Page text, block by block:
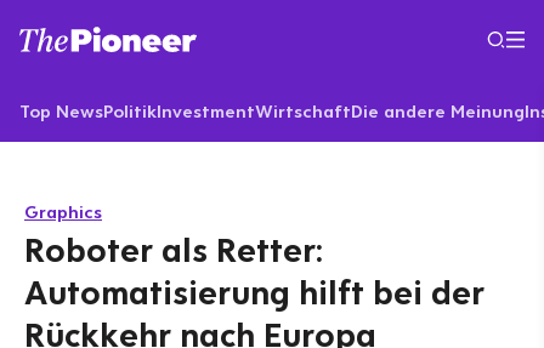
Top NewsPolitikInvestmentWirtschaftDie andere Meinung
Graphics
Roboter als Retter:
Automatisierung hilft bei der
Rückkehr nach Europa